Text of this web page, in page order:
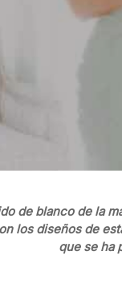
de blanco de la
los diseños de
que se ha